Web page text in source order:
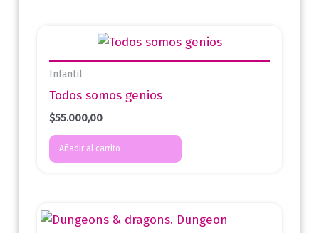
Infantil
Todos somos genios
$55.000,00
Añadir al carrito